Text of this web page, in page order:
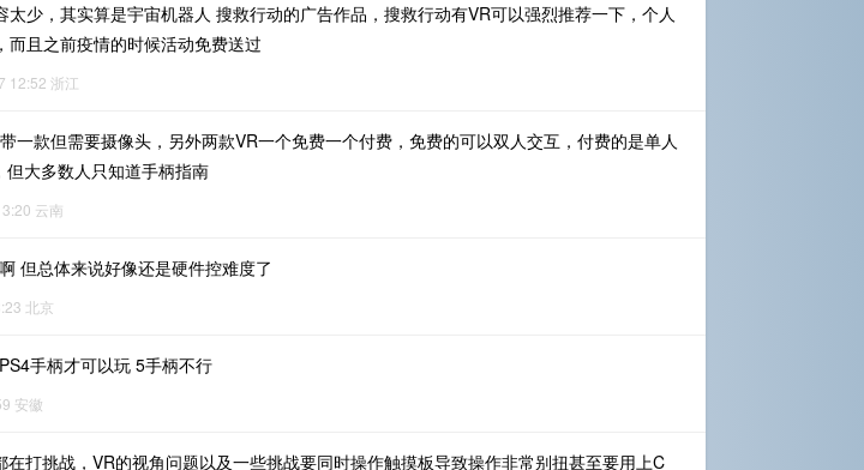
太少，其实算是宇宙机器人 搜救行动的广告作品，搜救行动有VR可以强烈推荐一下，个人
而且之前疫情的时候活动免费送过
12:52 浙江
一款但需要摄像头，另外两款VR一个免费一个付费，免费的可以双人交互，付费的是单人
大多数人只知道手柄指南
云南
但总体来说好像还是硬件控难度了
北京
手柄才可以玩 5手柄不行
安徽
在打挑战，VR的视角问题以及一些挑战要同时操作触摸板导致操作非常别扭甚至要用上C